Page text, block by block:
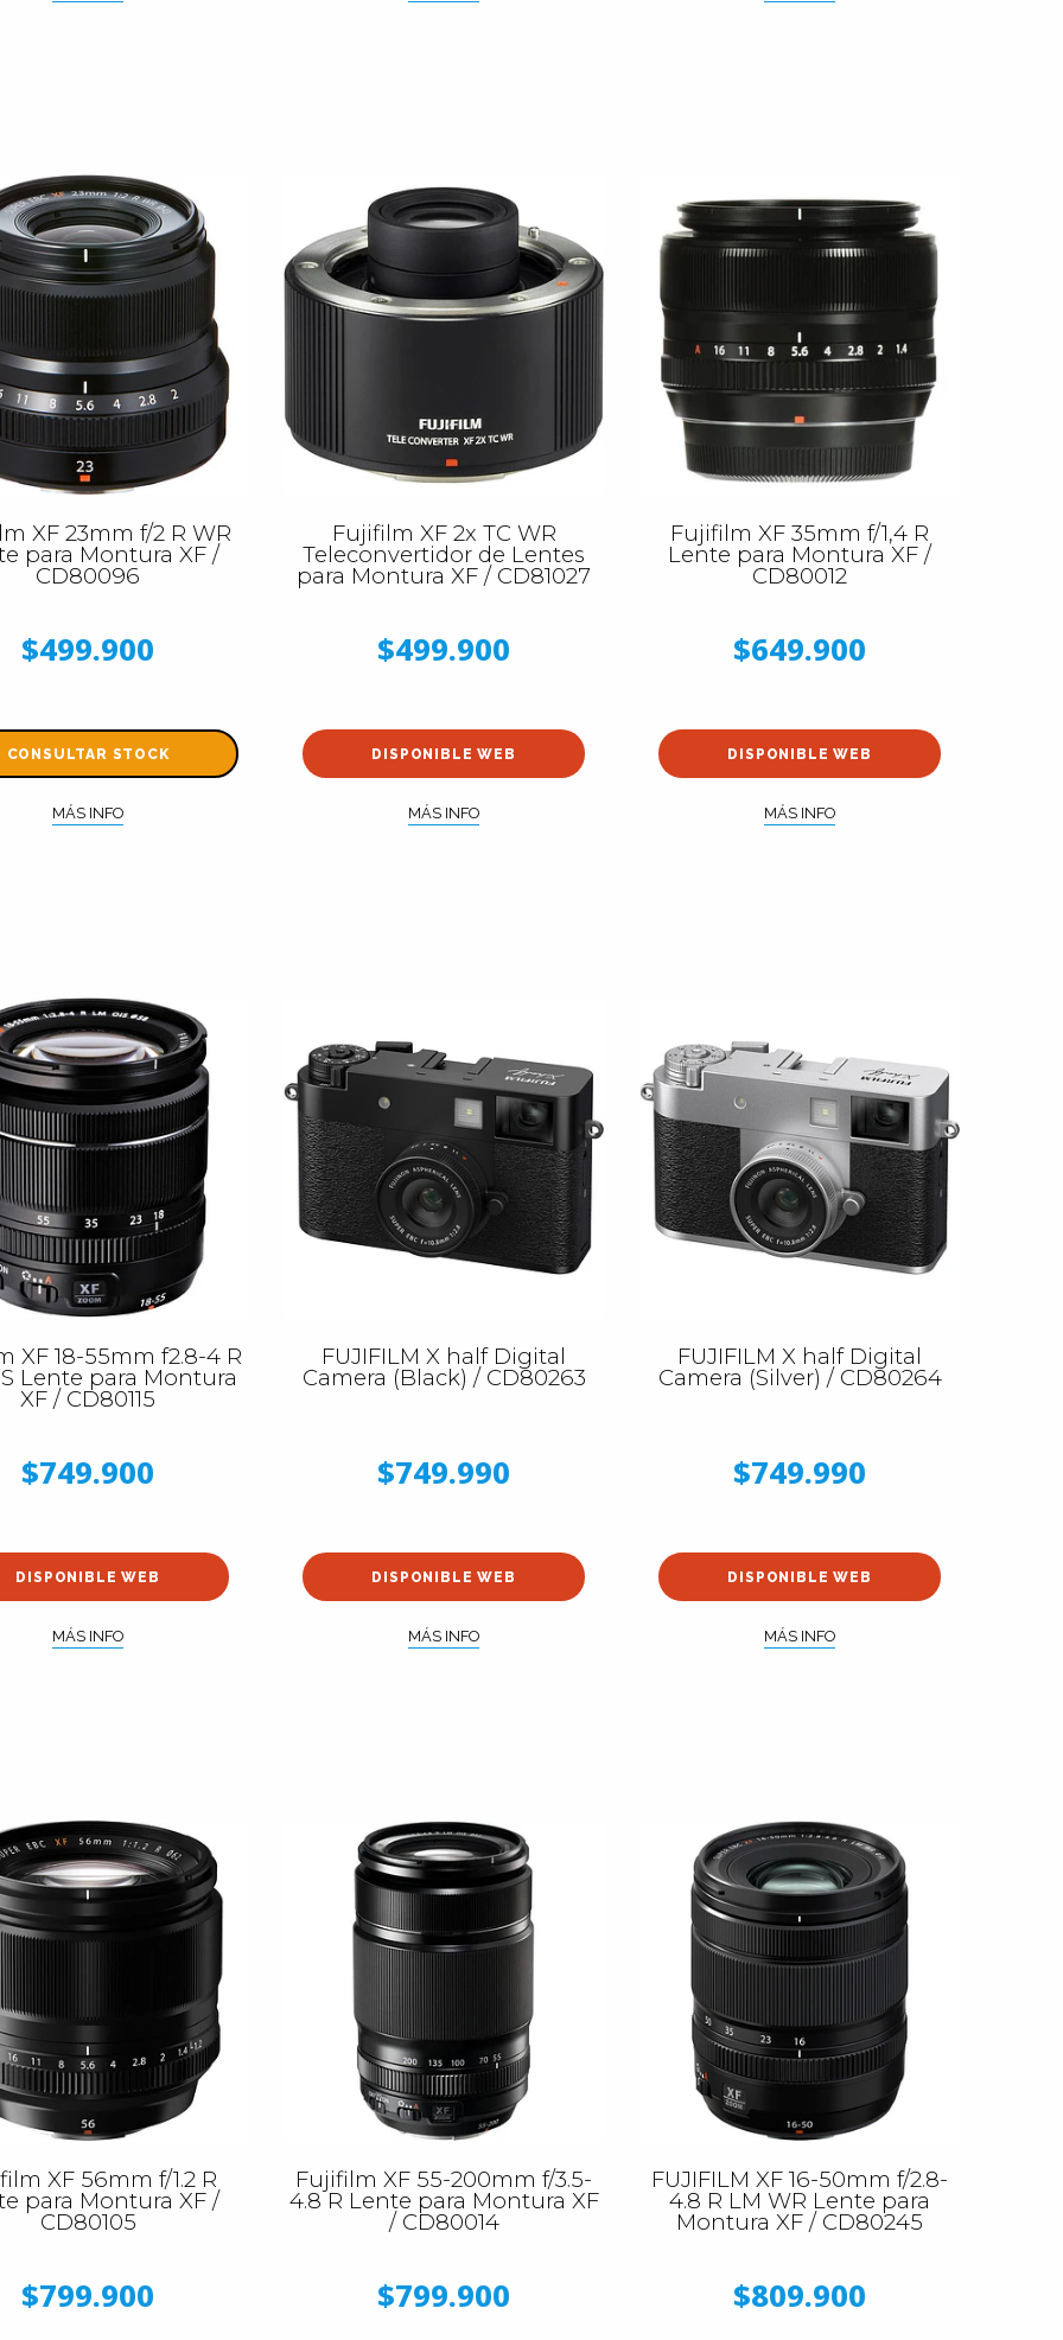
XF 23mm f/2 R WR
para Montura XF /
CD80096
$499.900
CONSULTAR STOCK
MÁS INFO
Fujifilm XF 2x TC WR
Teleconvertidor de Lentes
para Montura XF / CD81027
$499.900
DISPONIBLE WEB
MÁS INFO
Fujifilm XF 35mm f/1,4 R
Lente para Montura XF /
CD80012
$649.900
DISPONIBLE WEB
MÁS INFO
XF 18-55mm f2.8-4 R
Lente para Montura
XF / CD80115
$749.900
DISPONIBLE WEB
MÁS INFO
FUJIFILM X half Digital
Camera (Black) / CD80263
$749.990
DISPONIBLE WEB
MÁS INFO
FUJIFILM X half Digital
Camera (Silver) / CD80264
$749.990
DISPONIBLE WEB
MÁS INFO
XF 56mm f/1.2 R
para Montura XF /
CD80105
$799.900
Fujifilm XF 55-200mm f/3.5-
4.8 R Lente para Montura XF
/ CD80014
$799.900
FUJIFILM XF 16-50mm f/2.8-
4.8 R LM WR Lente para
Montura XF / CD80245
$809.900